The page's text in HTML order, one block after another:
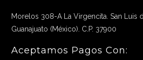
Morelos 308-A La Virgencita. San Luis
Guanajuato (México). C.P. 37900
Aceptamos Pagos Con: